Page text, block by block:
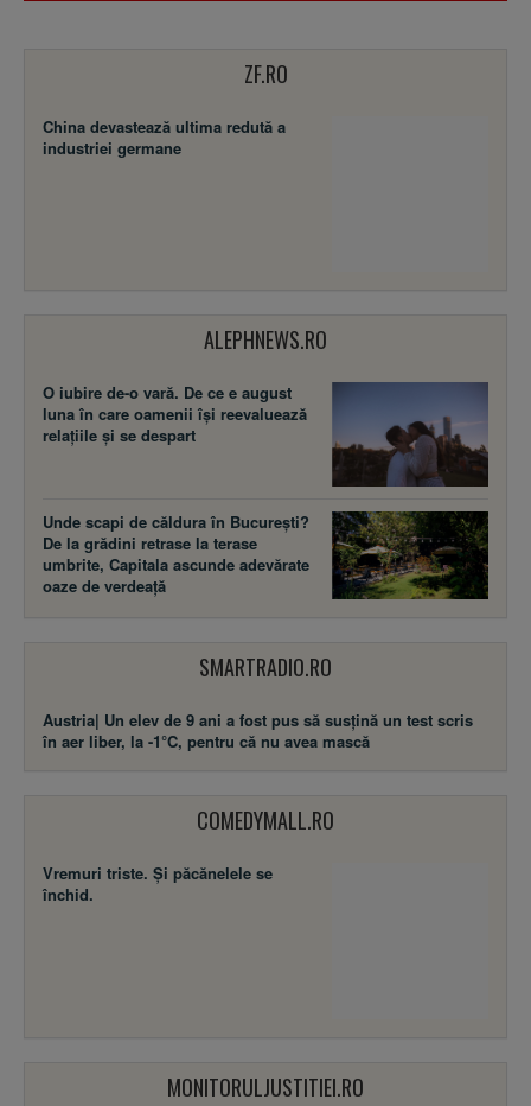
ZF.RO
China devastează ultima redută a
industriei germane
ALEPHNEWS.RO
O iubire de-o vară. De ce e august
luna în care oamenii își reevaluează
relațiile și se despart
Unde scapi de căldura în București?
De la grădini retrase la terase
umbrite, Capitala ascunde adevărate
oaze de verdeață
SMARTRADIO.RO
Austria| Un elev de 9 ani a fost pus să susţină un test scris
în aer liber, la -1°C, pentru că nu avea mască
COMEDYMALL.RO
Vremuri triste. Şi păcănelele se
închid.
MONITORULJUSTITIEI.RO